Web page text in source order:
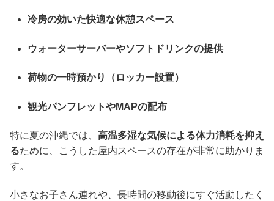
冷房の効いた快適な休憩スペース
ウォーターサーバーやソフトドリンクの提供
荷物の一時預かり（ロッカー設置）
観光パンフレットやMAPの配布
特に夏の沖縄では、 高温多湿な気候による体力消耗を抑え
るために、こうした屋内スペースの存在が非常に助かりま
す。
小さなお子さん連れや、長時間の移動後にすぐ活動したく